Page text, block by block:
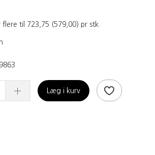
flere til 723,75 (579,00) pr stk.
9863
Læg i kurv